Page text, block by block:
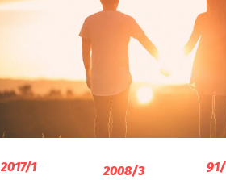
2017/1
2008/3